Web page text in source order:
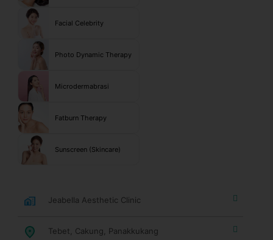
Facial Celebrity
Photo Dynamic Therapy
Microdermabrasi
Fatburn Therapy
Sunscreen (Skincare)
Jeabella Aesthetic Clinic
Tebet, Cakung, Panakkukang